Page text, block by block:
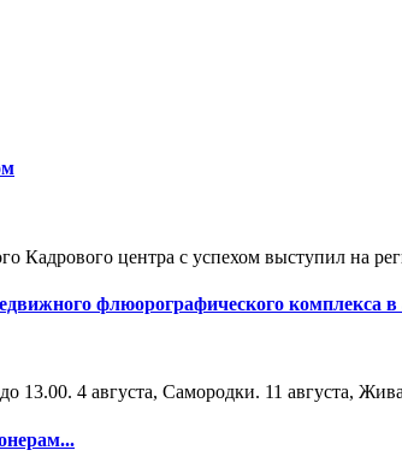
Кадрового центра с успехом выступил на
флюорографического комплекса в
13.00. 4 августа, Самородки. 11 августа,